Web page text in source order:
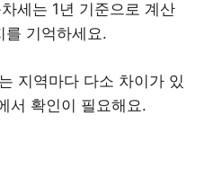
세는 1년 기준으로 계산
를 기억하세요.
지역마다 다소 차이가 있
서 확인이 필요해요.